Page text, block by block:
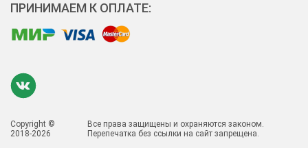
ПРИНИМАЕМ К ОПЛАТЕ:
Copyright ©
2018-2026
Все права защищены и охраняются законом.
Перепечатка без ссылки на сайт запрещена.